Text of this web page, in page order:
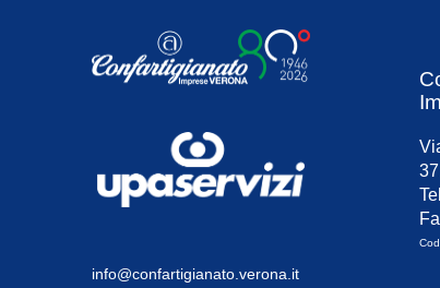
info@confartigianato.verona.it